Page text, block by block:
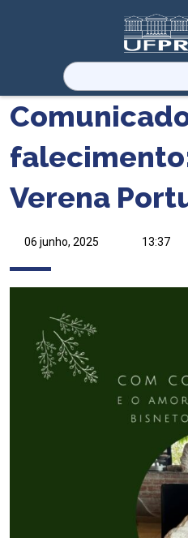
Pesquisar
por:
Verena
06 junho, 2025 13:37